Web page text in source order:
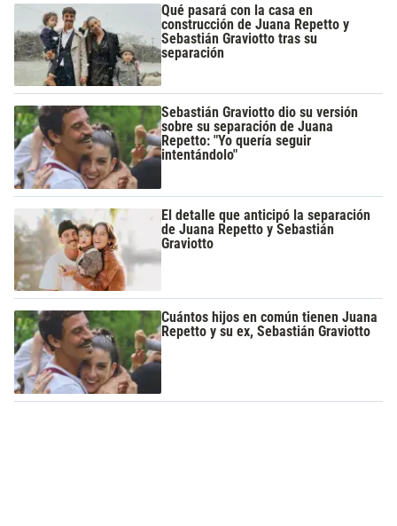
Qué pasará con la casa en
construcción de Juana Repetto y
Sebastián Graviotto tras su
separación
Sebastián Graviotto dio su versión
sobre su separación de Juana
Repetto: "Yo quería seguir
intentándolo"
El detalle que anticipó la separación
de Juana Repetto y Sebastián
Graviotto
Cuántos hijos en común tienen Juana
Repetto y su ex, Sebastián Graviotto